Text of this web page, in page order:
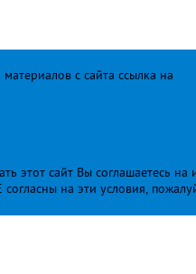
с сайта ссылка на
этот сайт Вы соглашаетесь
на эти условия,